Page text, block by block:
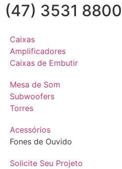
(47) 3531 8800
Caixas
Amplificadores
Caixas de Embutir
Mesa de Som
Subwoofers
Torres
Acessórios
Fones de Ouvido
Solicite Seu Projeto